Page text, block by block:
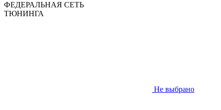
ФЕДЕРАЛЬНАЯ СЕТЬ
ТЮНИНГА
Не выбрано